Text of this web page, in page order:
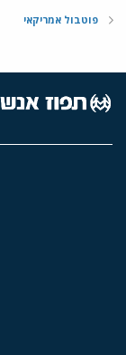
פוטבול אמריקאי